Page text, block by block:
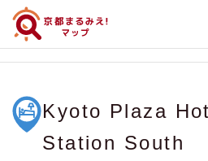
Kyoto Plaza
Station South